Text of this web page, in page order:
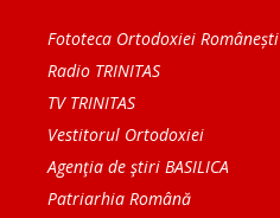
Fototeca Ortodoxiei Românești
Radio TRINITAS
TV TRINITAS
Vestitorul Ortodoxiei
Agenţia de ştiri BASILICA
Patriarhia Română